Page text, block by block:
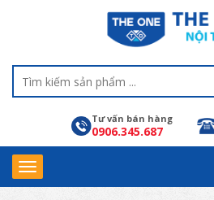
Tư vấn bán hàng
0906.345.687